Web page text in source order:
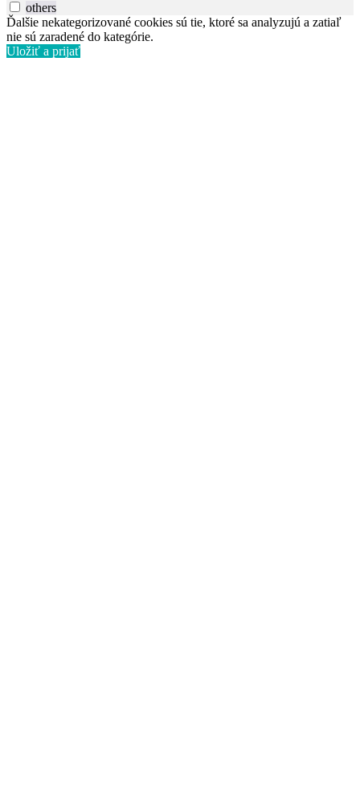
others
Ďalšie nekategorizované cookies sú tie, ktoré sa analyzujú a zatiaľ
nie sú zaradené do kategórie.
Uložiť a prijať